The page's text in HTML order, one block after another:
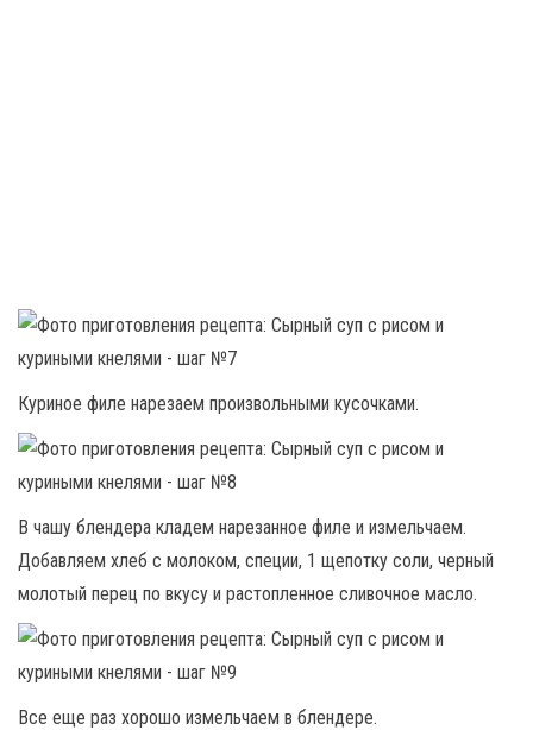
Куриное филе нарезаем произвольными кусочками.
В чашу блендера кладем нарезанное филе и измельчаем.
Добавляем хлеб с молоком, специи, 1 щепотку соли, черный
молотый перец по вкусу и растопленное сливочное масло.
Все еще раз хорошо измельчаем в блендере.